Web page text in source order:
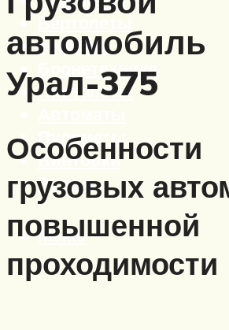
Вертолеты
Корабли
Бронетехника
Пистолеты
Пулеметы
Винтовки
Ружья
Меню
автомобиль
Урал-375
Особенности
грузовых
повышенной
проходимости